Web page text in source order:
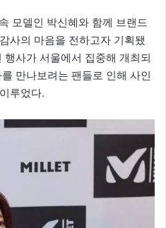
모델인 박신혜와 함께 브랜드
사의 마음을 전하고자 기획됐
사가 서울에서 집중해 개최되
만나보려는 팬들로 인해 사인
루었다.